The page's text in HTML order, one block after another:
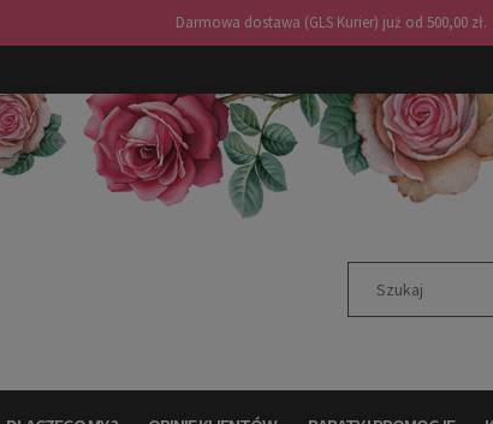
Darmowa dostawa (GLS Kurier) już od 500,00 zł.